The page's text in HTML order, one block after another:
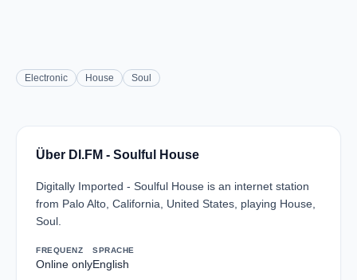
Electronic House Soul
Über DI.FM - Soulful House
Digitally Imported - Soulful House is an internet station
from Palo Alto, California, United States, playing House,
Soul.
FREQUENZ
Online only
SPRACHE
English